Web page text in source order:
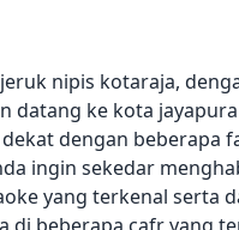
nipis kotaraja,
datang ke kota
dengan beberapa
ingin sekedar
yang terkenal serta